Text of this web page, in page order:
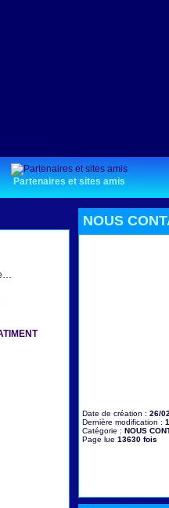
Partenaires et sites amis
NOUS
Date de création : 26/
Dernière modification :
Catégorie : NOUS
Page lue 13630 fois